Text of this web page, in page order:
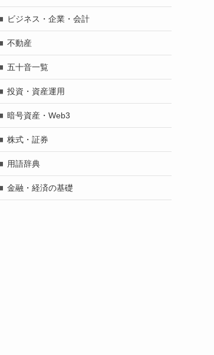
ビジネス・企業・会計
不動産
五十音一覧
投資・資産運用
暗号資産・Web3
株式・証券
用語辞典
金融・経済の基礎